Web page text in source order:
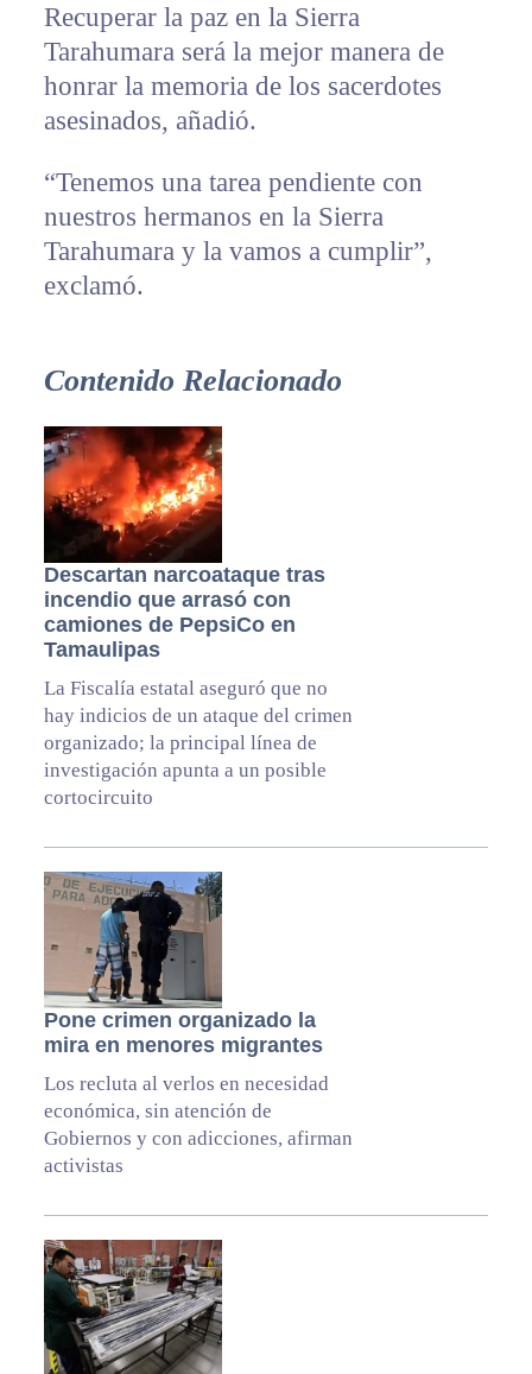
Recuperar la paz en la Sierra
Tarahumara será la mejor manera de
honrar la memoria de los sacerdotes
asesinados, añadió.
“Tenemos una tarea pendiente con
nuestros hermanos en la Sierra
Tarahumara y la vamos a cumplir”,
exclamó.
Contenido Relacionado
Descartan narcoataque tras
incendio que arrasó con
camiones de PepsiCo en
Tamaulipas
La Fiscalía estatal aseguró que no
hay indicios de un ataque del crimen
organizado; la principal línea de
investigación apunta a un posible
cortocircuito
Pone crimen organizado la
mira en menores migrantes
Los recluta al verlos en necesidad
económica, sin atención de
Gobiernos y con adicciones, afirman
activistas